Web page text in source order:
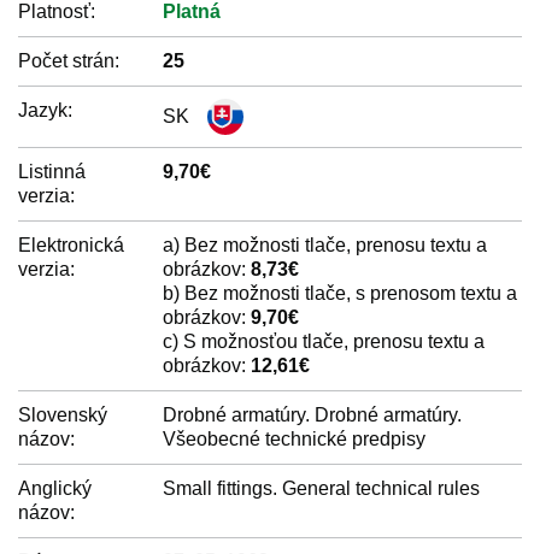
Platnosť: Platná
Počet strán: 25
Jazyk: SK
Listinná
verzia:
9,70€
Elektronická
verzia:
a) Bez možnosti tlače, prenosu textu a
obrázkov: 8,73€
b) Bez možnosti tlače, s prenosom textu a
obrázkov: 9,70€
c) S možnosťou tlače, prenosu textu a
obrázkov: 12,61€
Slovenský
názov:
Drobné armatúry. Drobné armatúry.
Všeobecné technické predpisy
Anglický
názov:
Small fittings. General technical rules